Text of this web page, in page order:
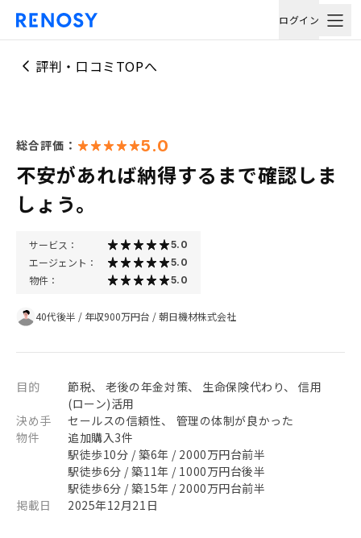
ログイン
評判・口コミTOPへ
総合評価： 5.0
不安があれば納得するまで確認しま
しょう。
サービス： 5.0
エージェント： 5.0
物件： 5.0
40代後半 / 年収900万円台 /朝日機材株式会社
目的
節税、 老後の年金対策、 生命保険代わり、 信用
(ローン)活用
決め手
セールスの信頼性、 管理の体制が良かった
物件
追加購入3件
駅徒歩10分 / 築6年 / 2000万円台前半
駅徒歩6分 / 築11年 / 1000万円台後半
駅徒歩6分 / 築15年 / 2000万円台前半
掲載日
2025年12月21日